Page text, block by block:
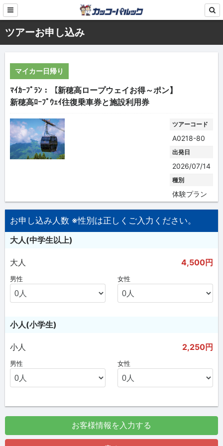
ツアーお申し込み
マイカー日帰り
ﾏｲｶｰﾌﾟﾗﾝ：【新穂高ロープウェイお得～ポン】
新穂高ﾛｰﾌﾟｳｪｲ往復乗車券と施設利用券
ツアーコード
A0218-80
出発日
2026/07/14
種別
体験プラン
お申し込み人数 ※性別は正しくご入力ください。
大人(中学生以上)
大人 4,500円
男性 女性
小人(小学生)
小人 2,250円
男性 女性
お客様情報を入力する